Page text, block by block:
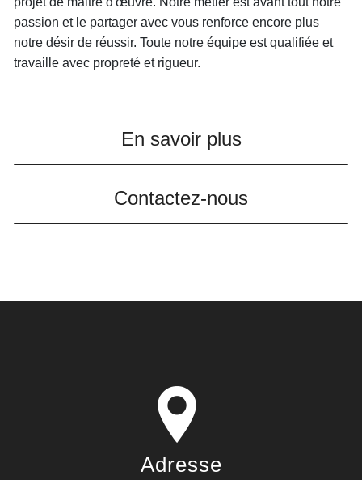
passion et le partager avec vous renforce encore plus
notre désir de réussir. Toute notre équipe est qualifiée et
travaille avec propreté et rigueur.
En savoir plus
Contactez-nous
Adresse